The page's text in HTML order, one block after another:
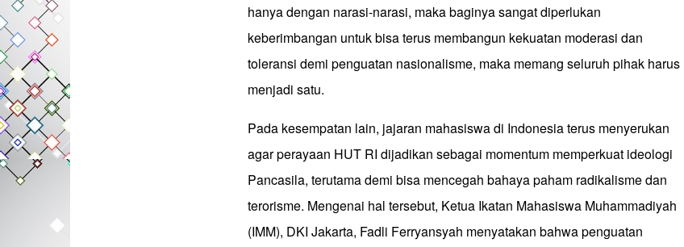
hanya dengan narasi-narasi, maka baginya sangat diperlukan
keberimbangan untuk bisa terus membangun kekuatan moderasi dan
toleransi demi penguatan nasionalisme, maka memang seluruh pihak harus
menjadi satu.
Pada kesempatan lain, jajaran mahasiswa di Indonesia terus menyerukan
agar perayaan HUT RI dijadikan sebagai momentum memperkuat ideologi
Pancasila, terutama demi bisa mencegah bahaya paham radikalisme dan
terorisme. Mengenai hal tersebut, Ketua Ikatan Mahasiswa Muhammadiyah
(IMM), DKI Jakarta, Fadli Ferryansyah menyatakan bahwa penguatan